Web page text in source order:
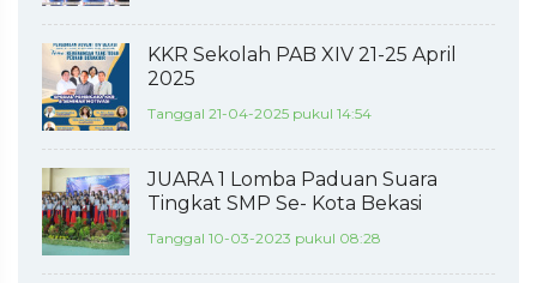
KKR Sekolah PAB XIV 21-25 April
2025
Tanggal 21-04-2025 pukul 14:54
JUARA 1 Lomba Paduan Suara
Tingkat SMP Se- Kota Bekasi
Tanggal 10-03-2023 pukul 08:28